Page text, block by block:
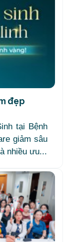
đẹp
tại Bệnh
giảm sâu
nhiều ưu...